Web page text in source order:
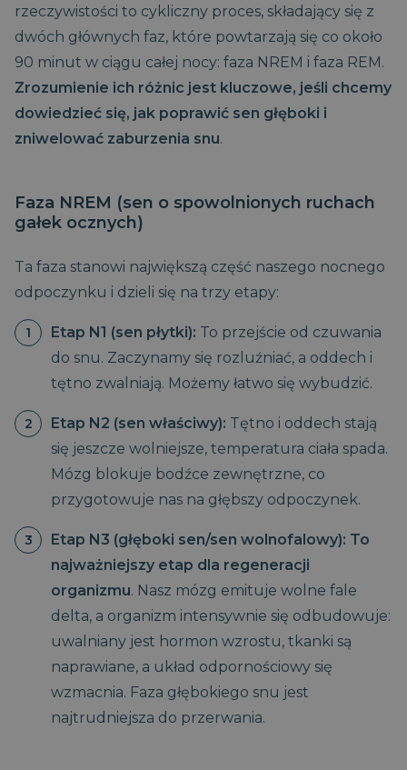
rzeczywistości to cykliczny proces, składający się z
dwóch głównych faz, które powtarzają się co około
90 minut w ciągu całej nocy: faza NREM i faza REM.
Zrozumienie ich różnic jest kluczowe, jeśli chcemy
dowiedzieć się, jak poprawić sen głęboki i
zniwelować zaburzenia snu.
Faza NREM (sen o spowolnionych ruchach
gałek ocznych)
Ta faza stanowi największą część naszego nocnego
odpoczynku i dzieli się na trzy etapy:
Etap N1 (sen płytki): To przejście od czuwania
do snu. Zaczynamy się rozluźniać, a oddech i
tętno zwalniają. Możemy łatwo się wybudzić.
Etap N2 (sen właściwy): Tętno i oddech stają
się jeszcze wolniejsze, temperatura ciała spada.
Mózg blokuje bodźce zewnętrzne, co
przygotowuje nas na głębszy odpoczynek.
Etap N3 (głęboki sen/sen wolnofalowy): To
najważniejszy etap dla regeneracji
organizmu. Nasz mózg emituje wolne fale
delta, a organizm intensywnie się odbudowuje:
uwalniany jest hormon wzrostu, tkanki są
naprawiane, a układ odpornościowy się
wzmacnia. Faza głębokiego snu jest
najtrudniejsza do przerwania.